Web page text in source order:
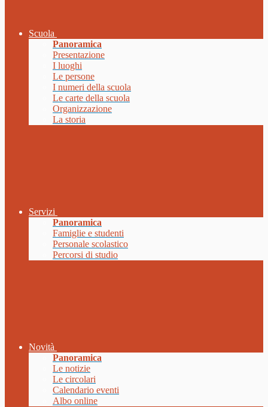
Scuola
Panoramica
Presentazione
I luoghi
Le persone
I numeri della scuola
Le carte della scuola
Organizzazione
La storia
Servizi
Panoramica
Famiglie e studenti
Personale scolastico
Percorsi di studio
Novità
Panoramica
Le notizie
Le circolari
Calendario eventi
Albo online